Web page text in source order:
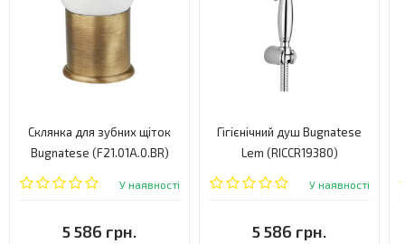
Склянка для зубних щіток
Bugnatese (F21.01A.0.BR)
У наявності
5 586 грн.
Гігієнічний душ Bugnatese
Lem (RICCR19380)
У наявності
5 586 грн.